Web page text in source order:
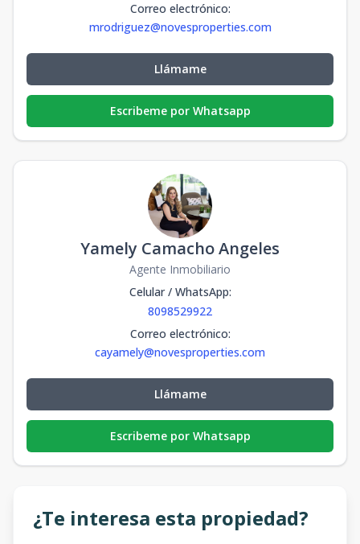
Correo electrónico:
mrodriguez@novesproperties.com
Llámame
Escribeme por Whatsapp
Yamely Camacho Angeles
Agente Inmobiliario
Celular / WhatsApp:
8098529922
Correo electrónico:
cayamely@novesproperties.com
Llámame
Escribeme por Whatsapp
¿Te interesa esta propiedad?